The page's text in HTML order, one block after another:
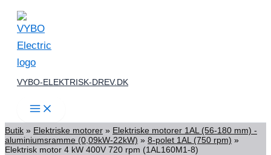
Gå
indholdet
VYBO-ELEKTRISK-DREV.DK
Butik » Elektriske motorer » Elektriske motorer 1AL (56-180 mm) -
aluminiumsramme (0,09kW-22kW) » 8-polet 1AL (750 rpm) »
Elektrisk motor 4 kW 400V 720 rpm (1AL160M1-8)